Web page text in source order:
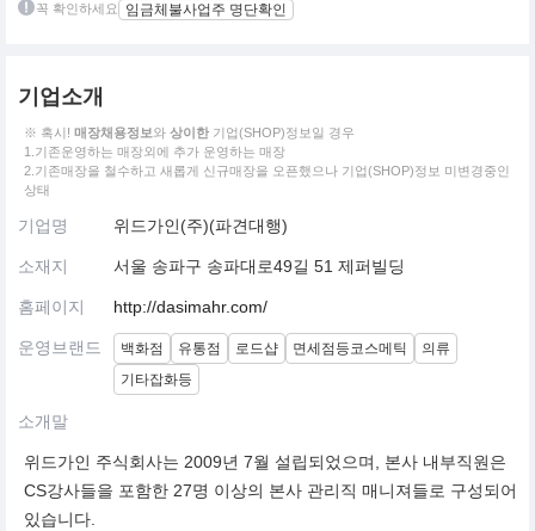
꼭 확인하세요 임금체불사업주 명단확인
기업소개
※ 혹시! 매장채용정보와 상이한 기업(SHOP)정보일 경우
1.기존운영하는 매장외에 추가 운영하는 매장
2.기존매장을 철수하고 새롭게 신규매장을 오픈했으나 기업(SHOP)정보 미변경중인
상태
기업명 위드가인(주)(파견대행)
소재지 서울 송파구 송파대로49길 51 제퍼빌딩
홈페이지 http://dasimahr.com/
운영브랜드 백화점 유통점 로드샵 면세점등코스메틱
의류
기타잡화등
소개말
위드가인 주식회사는 2009년 7월 설립되었으며, 본사 내부직원은
CS강사들을 포함한 27명 이상의 본사 관리직 매니져들로 구성되어
있습니다.